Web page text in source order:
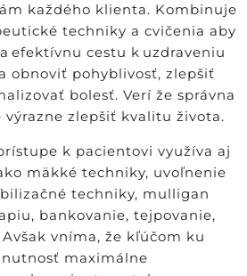
každého klienta. Kombinuje
techniky a cvičenia aby
efektívnu cestu k uzdraveniu
obnoviť pohyblivosť, zlepšiť
bolesť. Verí že správna
výrazne zlepšiť kvalitu života.
k pacientovi využíva aj
mäkké techniky, uvoľnenie
techniky, mulligan
bankovanie, tejpovanie,
vníma, že kľúčom ku
maximálne